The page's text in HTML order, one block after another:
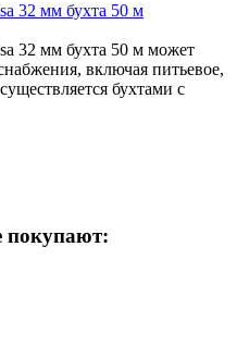
32 мм бухта 50 м
32 мм бухта 50 м может
включая питьевое,
бухтами с
покупают: